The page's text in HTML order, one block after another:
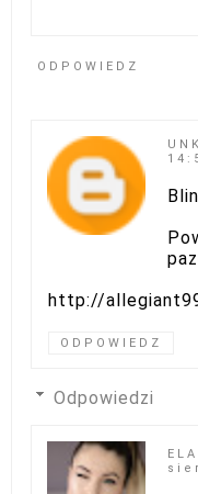
ODPOWIEDZ
http://
ODPOWIEDZ
Odpowiedzi